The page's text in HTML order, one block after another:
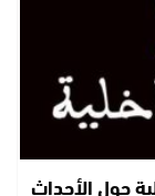
حول الأحداث